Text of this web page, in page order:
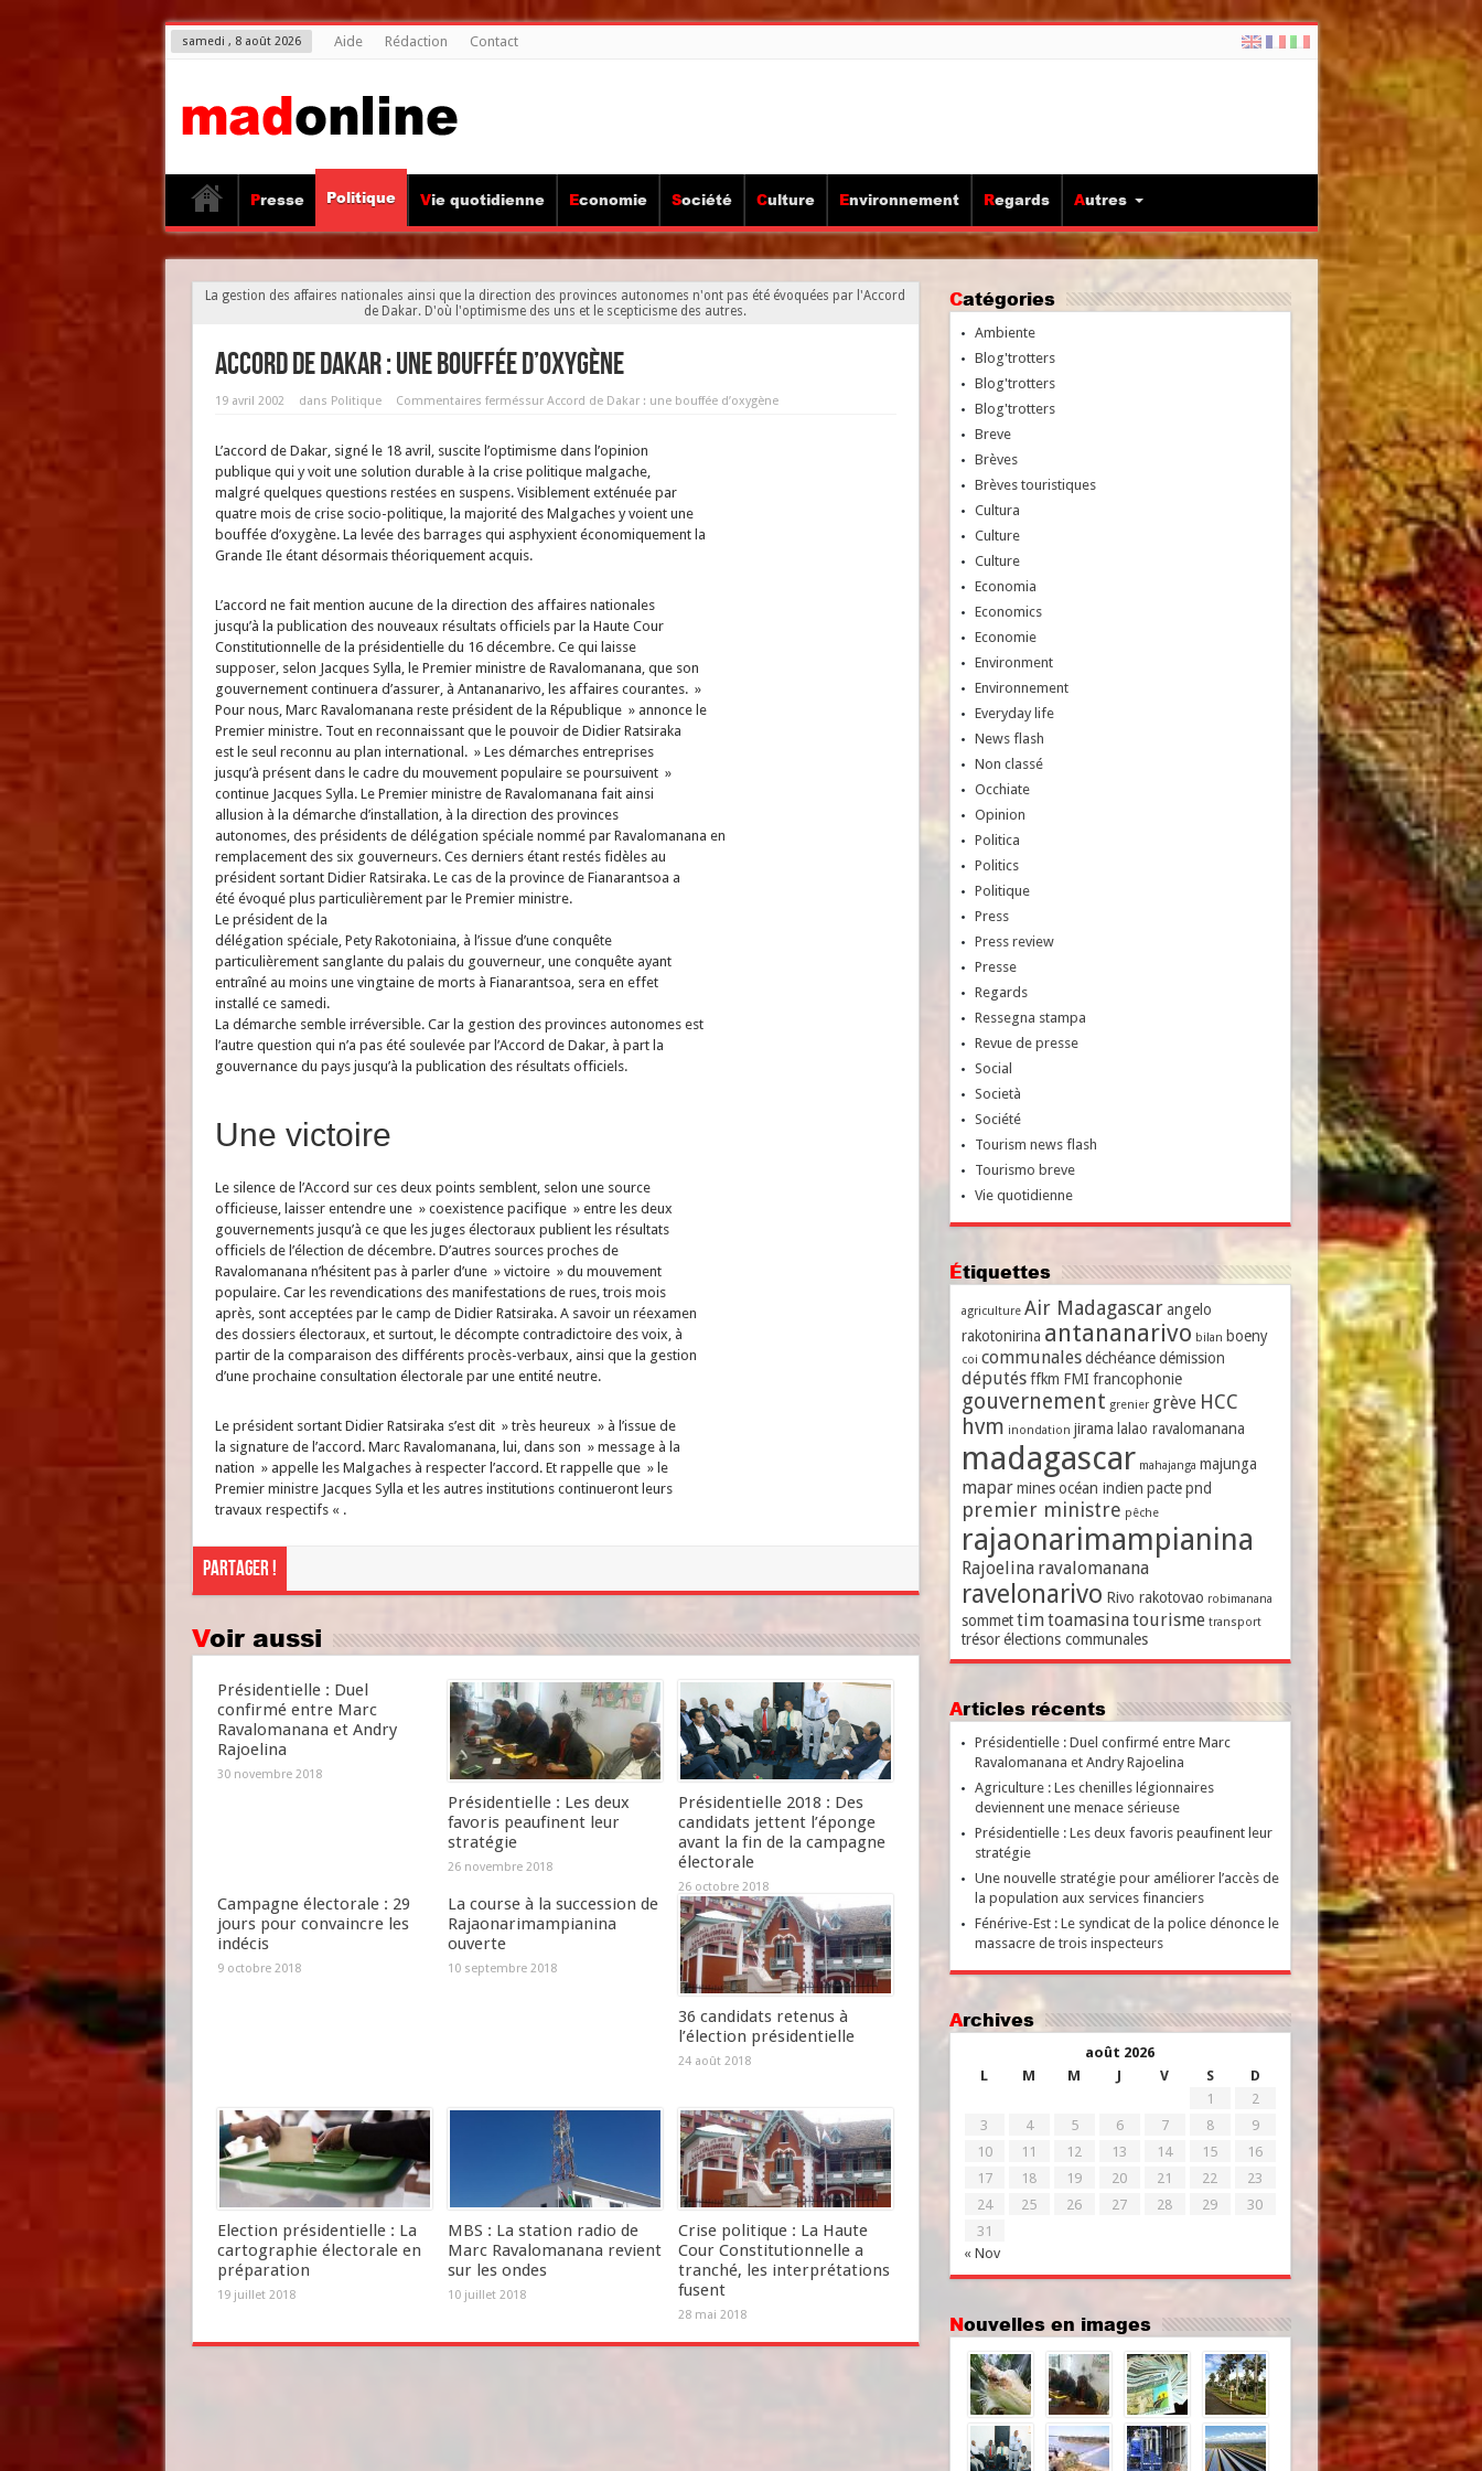
samedi , 8 août 2026 Aide Rédaction Contact
Presse Politique Vie quotidienne Economie Société Culture Environnement Regards Autres
La gestion des affaires nationales ainsi que la direction des provinces autonomes n'ont pas été évoquées par l'Accord
de Dakar. D'où l'optimisme des uns et le scepticisme des autres.
Accord de Dakar : une bouffée d’oxygène
19 avril 2002 dans Politique Commentaires ferméssur Accord de Dakar : une bouffée d’oxygène
L’accord de Dakar, signé le 18 avril, suscite l’optimisme dans l’opinion
publique qui y voit une solution durable à la crise politique malgache,
malgré quelques questions restées en suspens. Visiblement exténuée par
quatre mois de crise socio-politique, la majorité des Malgaches y voient une
bouffée d’oxygène. La levée des barrages qui asphyxient économiquement la
Grande Ile étant désormais théoriquement acquis.
L’accord ne fait mention aucune de la direction des affaires nationales
jusqu’à la publication des nouveaux résultats officiels par la Haute Cour
Constitutionnelle de la présidentielle du 16 décembre. Ce qui laisse
supposer, selon Jacques Sylla, le Premier ministre de Ravalomanana, que son
gouvernement continuera d’assurer, à Antananarivo, les affaires courantes. »
Pour nous, Marc Ravalomanana reste président de la République » annonce le
Premier ministre. Tout en reconnaissant que le pouvoir de Didier Ratsiraka
est le seul reconnu au plan international. » Les démarches entreprises
jusqu’à présent dans le cadre du mouvement populaire se poursuivent »
continue Jacques Sylla. Le Premier ministre de Ravalomanana fait ainsi
allusion à la démarche d’installation, à la direction des provinces
autonomes, des présidents de délégation spéciale nommé par Ravalomanana en
remplacement des six gouverneurs. Ces derniers étant restés fidèles au
président sortant Didier Ratsiraka. Le cas de la province de Fianarantsoa a
été évoqué plus particulièrement par le Premier ministre.
Le président de la
délégation spéciale, Pety Rakotoniaina, à l’issue d’une conquête
particulièrement sanglante du palais du gouverneur, une conquête ayant
entraîné au moins une vingtaine de morts à Fianarantsoa, sera en effet
installé ce samedi.
La démarche semble irréversible. Car la gestion des provinces autonomes est
l’autre question qui n’a pas été soulevée par l’Accord de Dakar, à part la
gouvernance du pays jusqu’à la publication des résultats officiels.
Une victoire
Le silence de l’Accord sur ces deux points semblent, selon une source
officieuse, laisser entendre une » coexistence pacifique » entre les deux
gouvernements jusqu’à ce que les juges électoraux publient les résultats
officiels de l’élection de décembre. D’autres sources proches de
Ravalomanana n’hésitent pas à parler d’une » victoire » du mouvement
populaire. Car les revendications des manifestations de rues, trois mois
après, sont acceptées par le camp de Didier Ratsiraka. A savoir un réexamen
des dossiers électoraux, et surtout, le décompte contradictoire des voix, à
partir de la comparaison des différents procès-verbaux, ainsi que la gestion
d’une prochaine consultation électorale par une entité neutre.
Le président sortant Didier Ratsiraka s’est dit » très heureux » à l’issue de
la signature de l’accord. Marc Ravalomanana, lui, dans son » message à la
nation » appelle les Malgaches à respecter l’accord. Et rappelle que » le
Premier ministre Jacques Sylla et les autres institutions continueront leurs
travaux respectifs « .
Partager !
Voir aussi
Présidentielle : Duel
confirmé entre Marc
Ravalomanana et Andry
Rajoelina
30 novembre 2018
Présidentielle : Les deux
favoris peaufinent leur
stratégie
26 novembre 2018
Présidentielle 2018 : Des
candidats jettent l’éponge
avant la fin de la campagne
électorale
26 octobre 2018
Campagne électorale : 29
jours pour convaincre les
indécis
9 octobre 2018
La course à la succession de
Rajaonarimampianina
ouverte
10 septembre 2018
36 candidats retenus à
l’élection présidentielle
24 août 2018
Election présidentielle : La
cartographie électorale en
préparation
19 juillet 2018
MBS : La station radio de
Marc Ravalomanana revient
sur les ondes
10 juillet 2018
Crise politique : La Haute
Cour Constitutionnelle a
tranché, les interprétations
fusent
28 mai 2018
Catégories
Ambiente
Blog'trotters
Blog'trotters
Blog'trotters
Breve
Brèves
Brèves touristiques
Cultura
Culture
Culture
Economia
Economics
Economie
Environment
Environnement
Everyday life
News flash
Non classé
Occhiate
Opinion
Politica
Politics
Politique
Press
Press review
Presse
Regards
Ressegna stampa
Revue de presse
Social
Società
Société
Tourism news flash
Tourismo breve
Vie quotidienne
Étiquettes
agriculture Air Madagascar angelo
rakotonirina antananarivo bilan boeny
coi communales déchéance démission
députés ffkm FMI francophonie
gouvernement grenier grève HCC
hvm inondation jirama lalao ravalomanana
madagascar mahajanga majunga
mapar mines océan indien pacte pnd
premier ministre pêche
rajaonarimampianina
Rajoelina ravalomanana
ravelonarivo Rivo rakotovao robimanana
sommet timtoamasinatourisme transport
trésor élections communales
Articles récents
Présidentielle : Duel confirmé entre Marc
Ravalomanana et Andry Rajoelina
Agriculture : Les chenilles légionnaires
deviennent une menace sérieuse
Présidentielle : Les deux favoris peaufinent leur
stratégie
Une nouvelle stratégie pour améliorer l’accès de
la population aux services financiers
Fénérive-Est : Le syndicat de la police dénonce le
massacre de trois inspecteurs
Archives
août 2026
L
M M J V S D
« Nov
1
2
3
4 5 6 7 8
9
10
11 12 13 14 15
16
17
18 19 20 21 22
23
24
25 26 27 28 29
30
31
Nouvelles en images